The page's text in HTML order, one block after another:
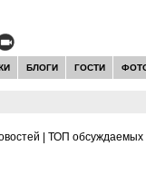
БЛОГИ ГОСТИ
ТОП обсуждаемых